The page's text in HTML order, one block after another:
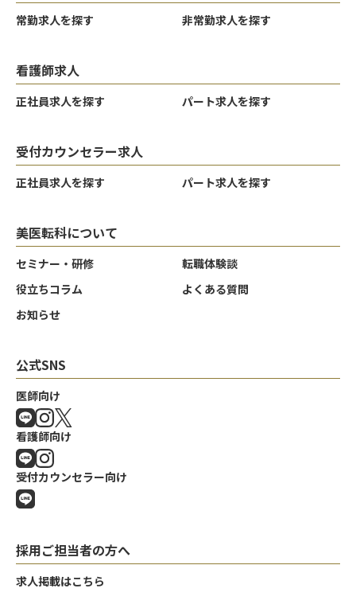
常勤求人を探す 非常勤求人を探す
看護師求人
正社員求人を探す パート求人を探す
受付カウンセラー求人
正社員求人を探す パート求人を探す
美医転科について
セミナー・研修
転職体験談
役立ちコラム
よくある質問
お知らせ
公式SNS
医師向け
看護師向け
受付カウンセラー向け
採用ご担当者の方へ
求人掲載はこちら